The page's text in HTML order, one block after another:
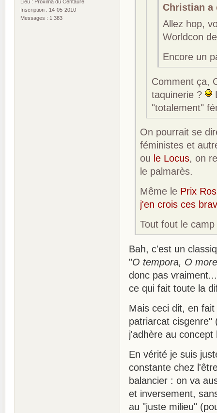
Lieu : Proxima du Centaure
Inscription : 14-05-2010
Messages : 1 383
Christian a
Allez hop,
Worldcon
Encore un
Comment ça,
taquinerie ?
"totalement"
On pourrait se
féministes et
ou le Locus, on
le palmarès.
Même le Prix
j'en crois ces
Tout fout le
Bah, c'est un
"O tempora, O
donc pas
ce qui fait toute la
Mais ceci dit, en
patriarcat cisgenre"
j'adhère au
En vérité je suis
constante chez
balancier : on va
et inversement,
au "juste milieu"